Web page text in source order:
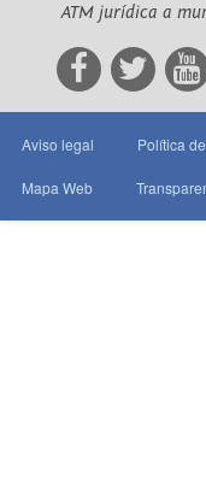
ATM jurídica a
Aviso legal Política
Mapa Web